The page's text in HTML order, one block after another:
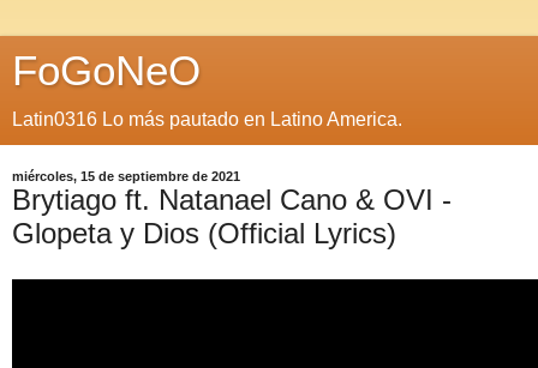
FoGoNeO
Latin0316 Lo más pautado en Latino America.
miércoles, 15 de septiembre de 2021
Brytiago ft. Natanael Cano & OVI -
Glopeta y Dios (Official Lyrics)